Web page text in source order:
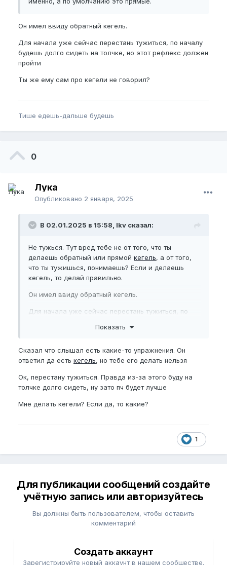
Он имел ввиду обратный кегель.
Для начала уже сейчас перестань тужиться, по началу
будешь долго сидеть на толчке, но этот рефлекс должен
пройти
Ты же ему сам про кегели не говорил?
Тише едешь-дальше будешь
0
Лука
Опубликовано 2 января, 2025
В 02.01.2025 в 15:58, lkv сказал:
Не тужься. Тут вред тебе не от того, что ты
делаешь обратный или прямой кегель, а от того,
что ты тужишься, понимаешь? Если и делаешь
кегель, то делай правильно.
Он имел ввиду обратный кегель.
Для начала уже сейчас перестань тужиться, по
рефлекс должен пройти
Ты же ему сам про кегели не говорил?
Показать
Сказал что слышал есть какие-то упражнения. Он
ответил да есть кегель, но тебе его делать нельзя
Ок, перестану тужиться. Правда из-за этого буду на
толчке долго сидеть, ну зато пч будет лучше
Мне делать кегели? Если да, то какие?
1
Для публикации сообщений создайте
учётную запись или авторизуйтесь
Вы должны быть пользователем, чтобы оставить
комментарий
Создать аккаунт
Зарегистрируйте новый аккаунт в нашем сообществе.